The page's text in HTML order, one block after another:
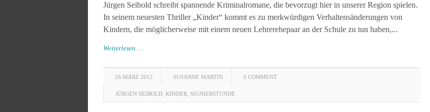
Jürgen Seibold schreibt spannende Kriminalromane, die bevorzugt hier in unserer Region spielen.
In seinem neuesten Thriller „Kinder“ kommt es zu merkwürdigen Verhaltensänderungen von
Kindern, die möglicherweise mit einem neuen Lehrerehepaar an der Schule zu tun haben,...
Weiterlesen …
26 MÄRZ 2012 SUSANNE MARTIN 0 COMMENT
JÜRGEN SEIBOLD KINDER SIGNIERSTUNDE